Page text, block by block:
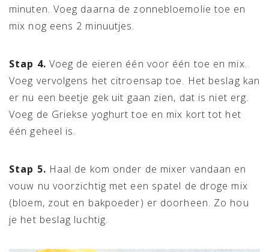
minuten. Voeg daarna de zonnebloemolie toe en
mix nog eens 2 minuutjes.
Stap 4. Voeg de eieren één voor één toe en mix.
Voeg vervolgens het citroensap toe. Het beslag kan
er nu een beetje gek uit gaan zien, dat is niet erg.
Voeg de Griekse yoghurt toe en mix kort tot het
één geheel is.
Stap 5. Haal de kom onder de mixer vandaan en
vouw nu voorzichtig met een spatel de droge mix
(bloem, zout en bakpoeder) er doorheen. Zo hou
je het beslag luchtig.